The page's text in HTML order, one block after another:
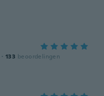
· 133 beoordelingen